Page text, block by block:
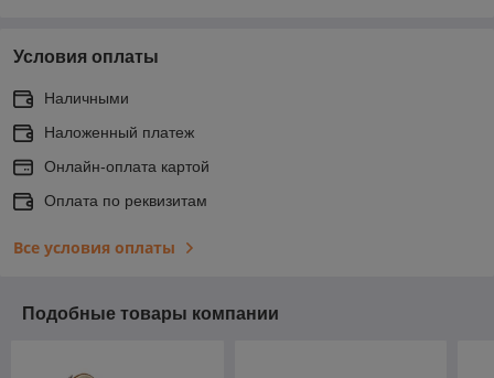
Условия оплаты
Наличными
Наложенный платеж
Онлайн-оплата картой
Оплата по реквизитам
Все условия оплаты
Подобные товары компании